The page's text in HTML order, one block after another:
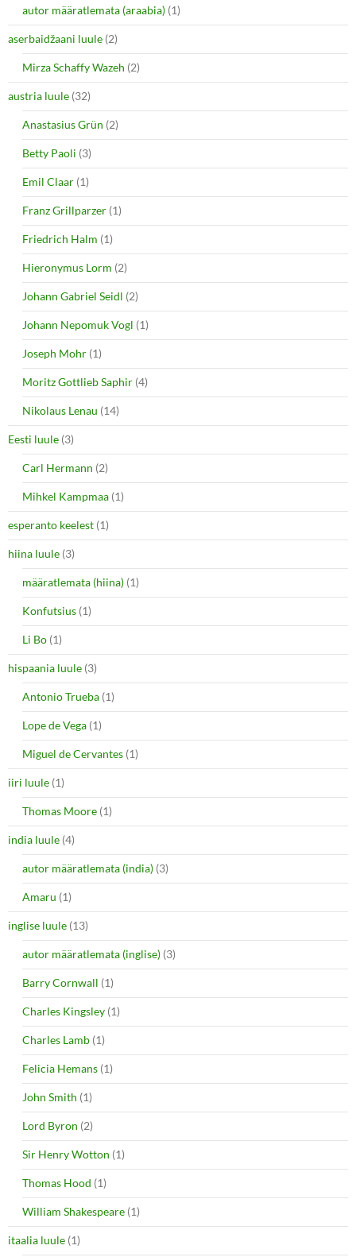
n
n
w
w
i
n
d
o
)
i
n
n
e
w
w
i
n
d
w
)
autor määratlemata (araabia) (1)
aserbaidžaani luule (2)
Mirza Schaffy Wazeh (2)
austria luule (32)
Anastasius Grün (2)
Betty Paoli (3)
Emil Claar (1)
Franz Grillparzer (1)
Friedrich Halm (1)
Hieronymus Lorm (2)
Johann Gabriel Seidl (2)
Johann Nepomuk Vogl (1)
Joseph Mohr (1)
Moritz Gottlieb Saphir (4)
Nikolaus Lenau (14)
Eesti luule (3)
Carl Hermann (2)
Mihkel Kampmaa (1)
esperanto keelest (1)
hiina luule (3)
määratlemata (hiina) (1)
Konfutsius (1)
Li Bo (1)
hispaania luule (3)
Antonio Trueba (1)
Lope de Vega (1)
Miguel de Cervantes (1)
iiri luule (1)
Thomas Moore (1)
india luule (4)
autor määratlemata (india) (3)
Amaru (1)
inglise luule (13)
autor määratlemata (inglise) (3)
Barry Cornwall (1)
Charles Kingsley (1)
Charles Lamb (1)
Felicia Hemans (1)
John Smith (1)
Lord Byron (2)
Sir Henry Wotton (1)
Thomas Hood (1)
William Shakespeare (1)
itaalia luule (1)